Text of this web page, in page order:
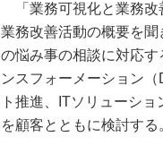
「業務可視化と業務改
業務改善活動の概要を
の悩み事の相談に対応
ンスフォーメーション
ト推進、ITソリューシ
を顧客とともに検討する